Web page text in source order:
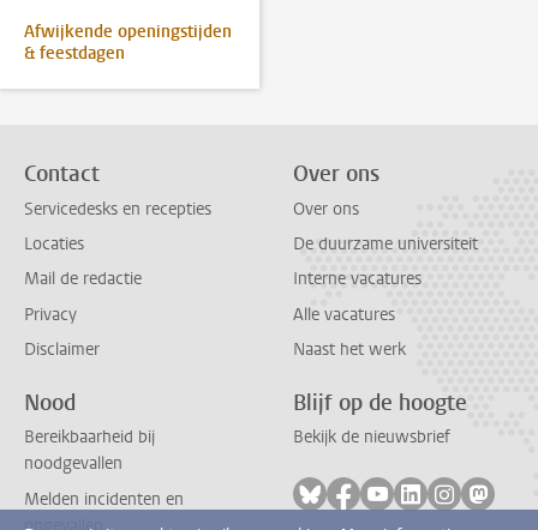
Afwijkende openingstijden
& feestdagen
Contact
Servicedesks en recepties
Locaties
Mail de redactie
Privacy
Disclaimer
Over ons
Over ons
De duurzame universiteit
Interne vacatures
Alle vacatures
Naast het werk
Nood
Bereikbaarheid bij
noodgevallen
Melden incidenten en
Blijf op de hoogte
Bekijk de nieuwsbrief
Volg ons op bluesky
Volg ons op facebook
Volg ons op
Volg ons op
Volg ons
Volg